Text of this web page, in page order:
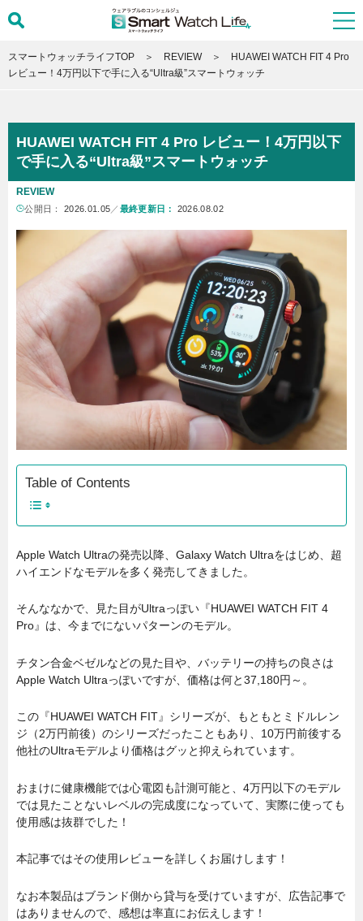
スマートウォッチライフTOP REVIEW
HUAWEI WATCH FIT 4 Pro
レビュー！4万円以下で手に入る“Ultra級”スマートウォッチ
HUAWEI WATCH FIT 4 Pro レビュー！4万円以下
で手に入る“Ultra級”スマートウォッチ
REVIEW
公開日： 2026.01.05 ／ 最終更新日： 2026.08.02
Table of Contents
Apple Watch Ultraの発売以降、Galaxy Watch Ultraをはじめ、超
ハイエンドなモデルを多く発売してきました。
そんななかで、見た目がUltraっぽい『HUAWEI WATCH FIT 4
Pro』は、今までにないパターンのモデル。
チタン合金ベゼルなどの見た目や、バッテリーの持ちの良さは
Apple Watch Ultraっぽいですが、価格は何と37,180円～。
この『HUAWEI WATCH FIT』シリーズが、もともとミドルレン
ジ（2万円前後）のシリーズだったこともあり、10万円前後する
他社のUltraモデルより価格はグッと抑えられています。
おまけに健康機能では心電図も計測可能と、4万円以下のモデル
では見たことないレベルの完成度になっていて、実際に使っても
使用感は抜群でした！
本記事ではその使用レビューを詳しくお届けします！
なお本製品はブランド側から貸与を受けていますが、広告記事で
はありませんので、感想は率直にお伝えします！